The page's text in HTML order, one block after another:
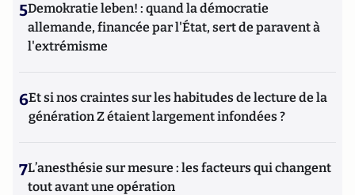
5Demokratie leben! : quand la démocratie
allemande, financée par l'État, sert de paravent à
l'extrémisme
6Et si nos craintes sur les habitudes de lecture de la
génération Z étaient largement infondées ?
7L’anesthésie sur mesure : les facteurs qui changent
tout avant une opération